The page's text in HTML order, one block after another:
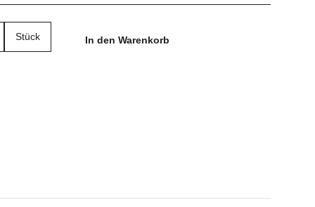
Stück In den Warenkorb